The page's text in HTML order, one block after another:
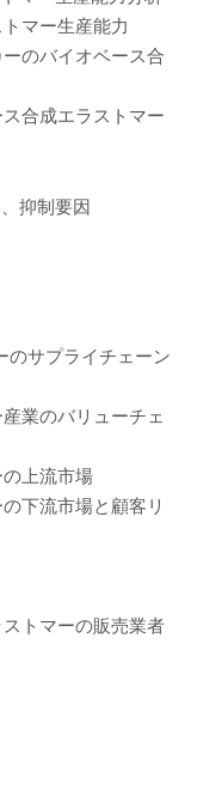
マー生産能力
のバイオベース合
合成エラストマー
抑制要因
のサプライチェーン
業のバリューチェ
上流市場
下流市場と顧客リ
トマーの販売業者